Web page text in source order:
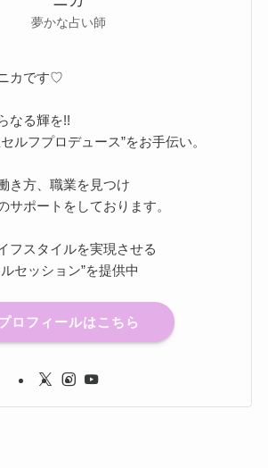
夢かな占い師
カです♡
なる輝を!!
ルフプロデュース”をお手伝い。
き方、職業を見つけ
サポートをしております。
フスタイルを実現させる
セッション”を提供中
ロフィールはこちら